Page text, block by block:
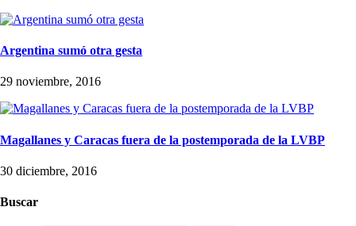
Argentina sumó otra gesta
29 noviembre, 2016
Magallanes y Caracas fuera de la postemporada de la LVBP
30 diciembre, 2016
Buscar